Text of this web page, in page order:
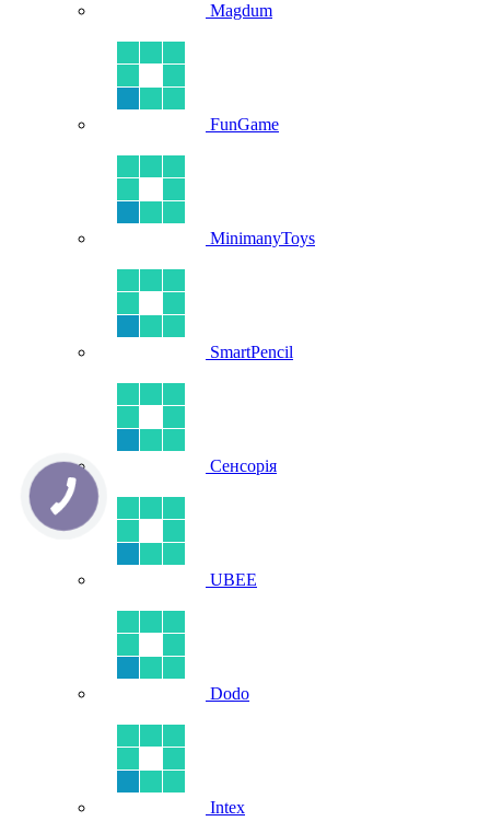
Magdum
FunGame
MinimanyToys
SmartPencil
Сенсорія
UBEE
Dodo
Intex